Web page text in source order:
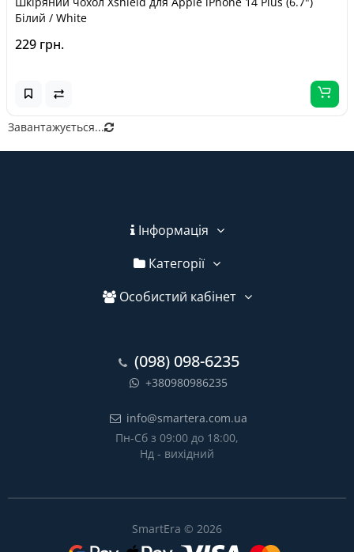
Білий / White
229 грн.
Завантажується...
Інформація
Категорії
Особистий кабінет
(098) 098-6235
+380980986235
info@smartera.com.ua
Пн-Сб з 09:00 до 18:00,
Нд - вихідний
SmartEra © 2026